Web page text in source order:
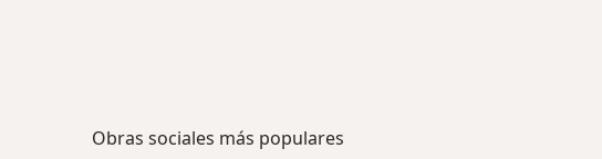
Obras sociales más populares